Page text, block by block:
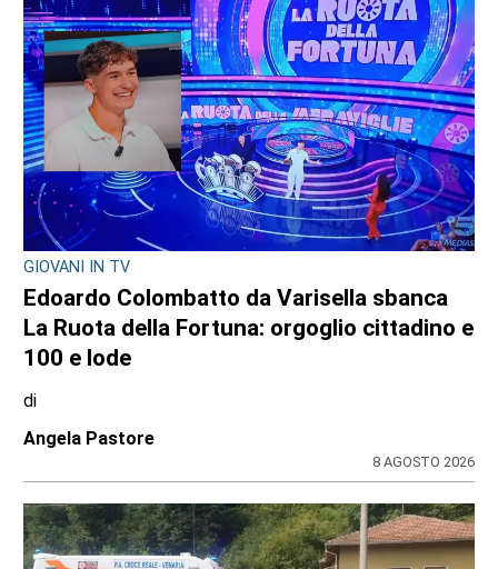
GIOVANI IN TV
Edoardo Colombatto da Varisella sbanca
La Ruota della Fortuna: orgoglio cittadino e
100 e lode
di
Angela Pastore
8 AGOSTO 2026